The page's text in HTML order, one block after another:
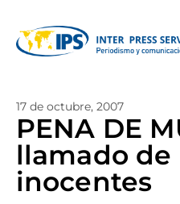
17 de octubre, 2007
PENA DE
llamado de
inocentes